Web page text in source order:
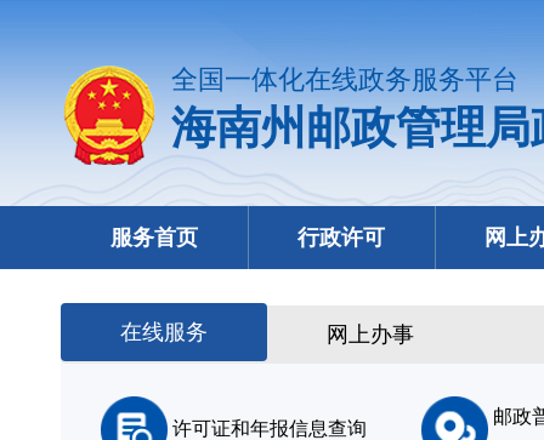
全国一体化在线政务服务平台
海南州邮政管理
服务首页 行政许可 网上
在线服务 网上办事
许可证和年报信息查询
邮政